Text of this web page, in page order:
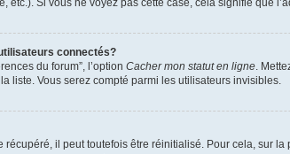
Si vous ne voyez pas cette case, cela signifie que
connectés?
du forum”, l’option Cacher mon statut en ligne.
liste. Vous serez compté parmi les utilisateurs invisibles.
il peut toutefois être réinitialisé. Pour cela, sur